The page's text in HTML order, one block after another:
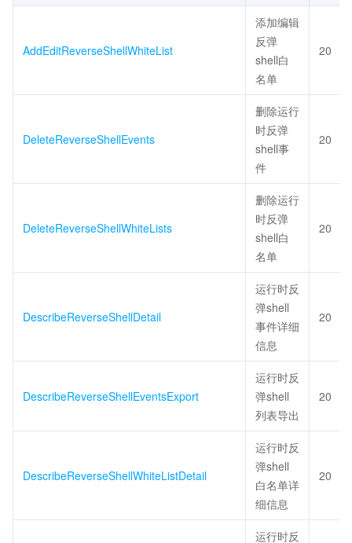
AddEditReverseShellWhiteList
添加编辑
反弹
shell白
名单
20
DeleteReverseShellEvents
删除运行
时反弹
shell事
件
20
DeleteReverseShellWhiteLists
删除运行
时反弹
shell白
名单
20
DescribeReverseShellDetail
运行时反
弹shell
事件详细
信息
20
DescribeReverseShellEventsExport
运行时反
弹shell
列表导出
20
DescribeReverseShellWhiteListDetail
运行时反
弹shell
白名单详
细信息
20
运行时反